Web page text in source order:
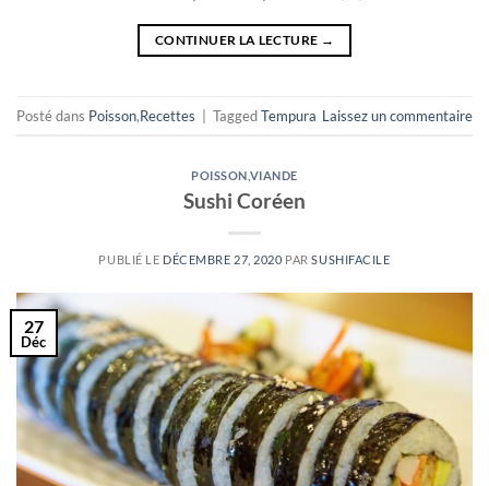
CONTINUER LA LECTURE →
Posté dans Poisson,Recettes | TaggedTempura Laissez un commentaire
POISSON VIANDE
Sushi Coréen
PUBLIÉ LE DÉCEMBRE 27, 2020 PARSUSHIFACILE
27
Déc